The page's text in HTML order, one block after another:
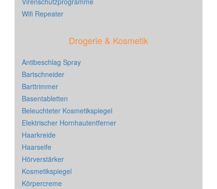
Wifi Repeater
Drogerie & Kosmetik
Antibeschlag Spray
Bartschneider
Barttrimmer
Basentabletten
Beleuchteter Kosmetikspiegel
Elektrischer Hornhautentferner
Haarkreide
Haarseife
Hörverstärker
Kosmetikspiegel
Körpercreme